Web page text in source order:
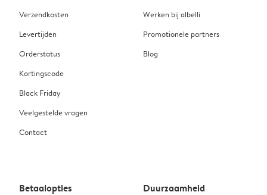
Verzendkosten
Levertijden
Orderstatus
Kortingscode
Black Friday
Veelgestelde vragen
Contact
Werken bij albelli
Promotionele partners
Blog
Betaalopties Duurzaamheid